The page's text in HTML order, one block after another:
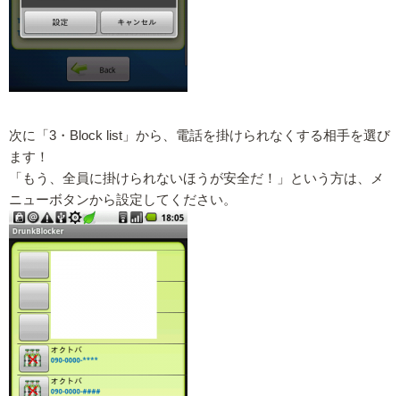
次に「3・Block list」から、電話を掛けられなくする相手を選び
ます！
「もう、全員に掛けられないほうが安全だ！」という方は、メ
ニューボタンから設定してください。